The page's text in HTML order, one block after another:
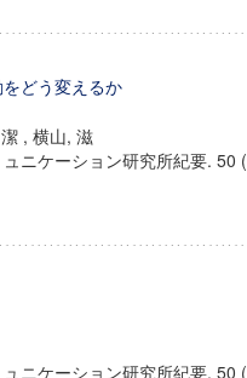
どう変えるか
, 横山, 滋
ニケーション研究所紀要. 50 (
ニケーション研究所紀要. 50 (